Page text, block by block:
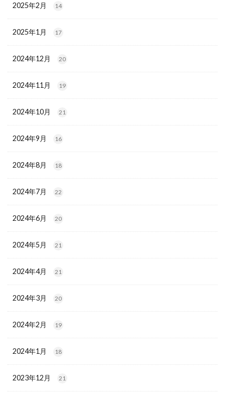
2025年2月 14
2025年1月 17
2024年12月 20
2024年11月 19
2024年10月 21
2024年9月 16
2024年8月 18
2024年7月 22
2024年6月 20
2024年5月 21
2024年4月 21
2024年3月 20
2024年2月 19
2024年1月 18
2023年12月 21